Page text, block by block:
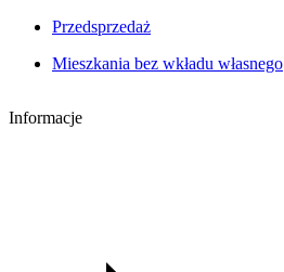
Przedsprzedaż
Mieszkania bez wkładu własnego
Informacje